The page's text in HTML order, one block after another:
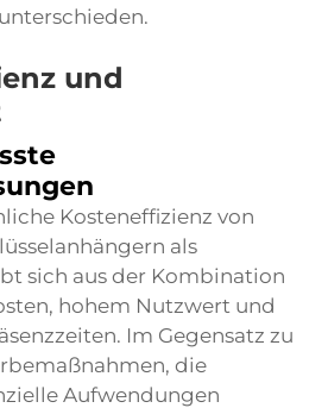
und
Kosteneffizienz von
als
sich aus der Kombination
hohem Nutzwert und
Im Gegensatz zu
die
Aufwendungen